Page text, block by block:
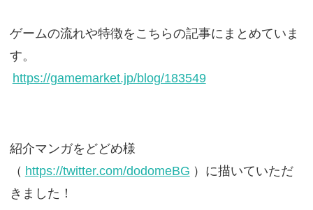
ゲームの流れや特徴をこちらの記事にまとめていま
す。
https://gamemarket.jp/blog/183549
紹介マンガをどどめ様
（ https://twitter.com/dodomeBG ）に描いていただ
きました！